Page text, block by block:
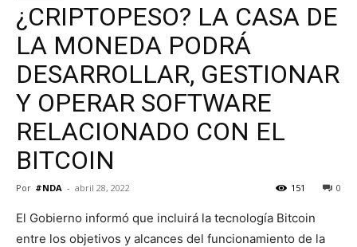
¿CRIPTOPESO? LA CASA DE
LA MONEDA PODRÁ
DESARROLLAR, GESTIONAR
Y OPERAR SOFTWARE
RELACIONADO CON EL
BITCOIN
Por #NDA - abril 28, 2022 0
151
El Gobierno informó que incluirá la tecnología Bitcoin
entre los objetivos y alcances del funcionamiento de la